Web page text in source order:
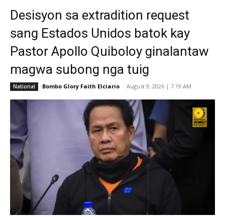
Desisyon sa extradition request
sang Estados Unidos batok kay
Pastor Apollo Quiboloy ginalantaw
magwa subong nga tuig
National Bombo Glory Faith Elciario - August 9, 2026 | 7:19 AM